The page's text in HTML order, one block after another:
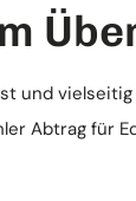
und vielseitig
Abtrag für